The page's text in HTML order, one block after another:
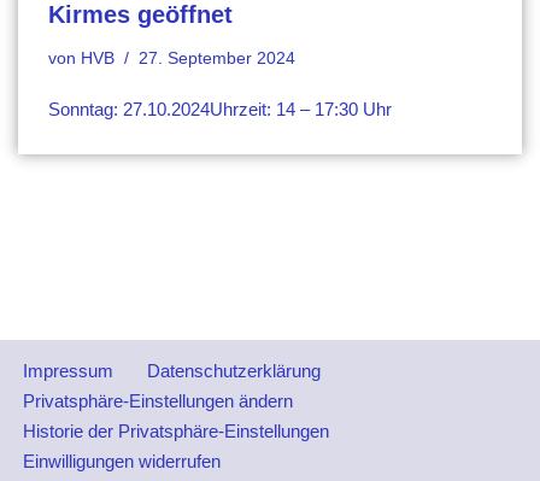
Kirmes geöffnet
von HVB 27. September 2024
Sonntag: 27.10.2024Uhrzeit: 14 – 17:30 Uhr
Impressum
Datenschutzerklärung
Privatsphäre-Einstellungen ändern
Historie der Privatsphäre-Einstellungen
Einwilligungen widerrufen